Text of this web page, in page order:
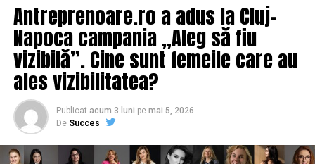
ARTICOLE PE ACEIASI TEMA:
URMATORUL
Liviu Dragnea face dezvăluiri neașteptate: Ce spune
despre membrii exclusi
NU RATATI
Ședință Cex. Motivul pentru care Firea este încă în PSD.
Dragnea dă explicații
Antreprenoare.ro a adus la Cluj-
Napoca campania „Aleg să fiu
vizibilă”. Cine sunt femeile care au
ales vizibilitatea?
Publicat acum 3 luni pe mai 5, 2026
De Succes